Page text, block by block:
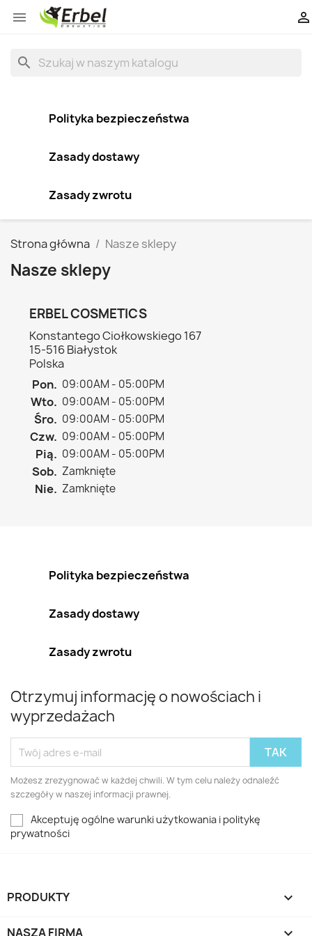
 
search
Polityka bezpieczeństwa
Zasady dostawy
Zasady zwrotu
Strona główna Nasze sklepy
Nasze sklepy
ERBEL COSMETICS
Konstantego Ciołkowskiego 167
15-516 Białystok
Polska
Pon. 09:00AM - 05:00PM
Wto. 09:00AM - 05:00PM
Śro. 09:00AM - 05:00PM
Czw. 09:00AM - 05:00PM
Pią. 09:00AM - 05:00PM
Sob. Zamknięte
Nie. Zamknięte
Polityka bezpieczeństwa
Zasady dostawy
Zasady zwrotu
Otrzymuj informację o nowościach i
wyprzedażach
Możesz zrezygnować w każdej chwili. W tym celu należy odnaleźć
szczegóły w naszej informacji prawnej.
Akceptuję ogólne warunki użytkowania i politykę
prywatności
PRODUKTY 
NASZA FIRMA